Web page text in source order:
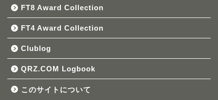
FT8 Award Collection
FT4 Award Collection
Clublog
QRZ.COM Logbook
このサイトについて